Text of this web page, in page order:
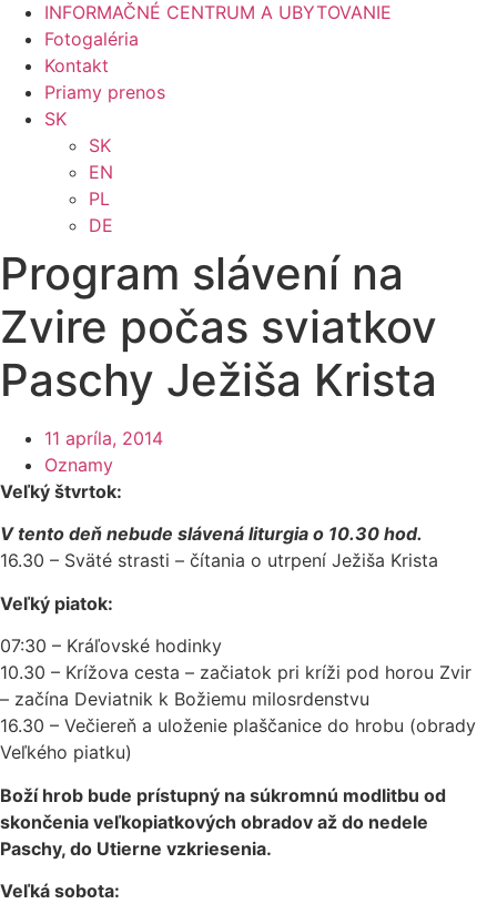
INFORMAČNÉ CENTRUM A UBYTOVANIE
Fotogaléria
Kontakt
Priamy prenos
SK
SK
EN
PL
DE
Program slávení na
Zvire počas sviatkov
Paschy Ježiša Krista
11 apríla, 2014
Oznamy
Veľký štvrtok:
V tento deň nebude slávená liturgia o 10.30 hod.
16.30 – Sväté strasti – čítania o utrpení Ježiša Krista
Veľký piatok:
07:30 – Kráľovské hodinky
10.30 – Krížova cesta – začiatok pri kríži pod horou Zvir
– začína Deviatnik k Božiemu milosrdenstvu
16.30 – Večiereň a uloženie plaščanice do hrobu (obrady
Veľkého piatku)
Boží hrob bude prístupný na súkromnú modlitbu od
skončenia veľkopiatkových obradov až do nedele
Paschy, do Utierne vzkriesenia.
Veľká sobota: